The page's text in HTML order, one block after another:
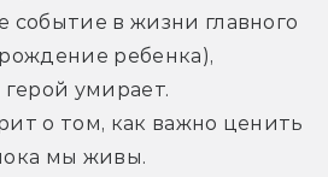
событие в жизни главного
ребенка),
герой умирает.
о том, как важно ценить
мы живы.